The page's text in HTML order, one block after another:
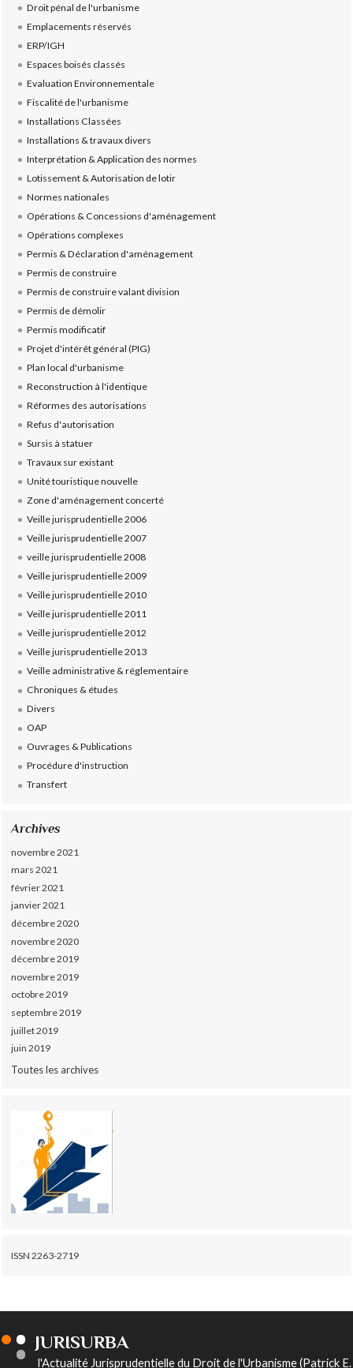
Droit pénal de l'urbanisme
Emplacements réservés
ERP/IGH
Espaces boisés classés
Evaluation Environnementale
Fiscalité de l'urbanisme
Installations Classées
Installations & travaux divers
Interprétation & Application des normes
Lotissement & Autorisation de lotir
Normes nationales
Opérations & Concessions d'aménagement
Opérations complexes
Permis & Déclaration d'aménagement
Permis de construire
Permis de construire valant division
Permis de démolir
Permis modificatif
Projet d'intérêt général (PIG)
Plan local d'urbanisme
Reconstruction à l'identique
Réformes des autorisations
Refus d'autorisation
Sursis à statuer
Travaux sur existant
Unité touristique nouvelle
Zone d'aménagement concerté
Veille jurisprudentielle 2006
Veille jurisprudentielle 2007
veille jurisprudentielle 2008
Veille jurisprudentielle 2009
Veille jurisprudentielle 2010
Veille jurisprudentielle 2011
Veille jurisprudentielle 2012
Veille jurisprudentielle 2013
Veille administrative & réglementaire
Chroniques & études
Divers
OAP
Ouvrages & Publications
Procédure d'instruction
Transfert
Archives
novembre 2021
mars 2021
février 2021
janvier 2021
décembre 2020
novembre 2020
décembre 2019
novembre 2019
octobre 2019
septembre 2019
juillet 2019
juin 2019
Toutes les archives
ISSN 2263-2719
JURISURBA
l'Actualité Jurisprudentielle du Droit de l'Urbanisme (Patrick E.